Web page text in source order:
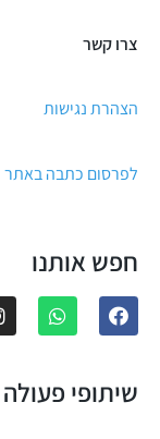
צרו קשר
הצהרת נגישות
לפרסום כתבה באתר
חפש אותנו
שיתופי פעולה